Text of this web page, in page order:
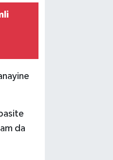
da